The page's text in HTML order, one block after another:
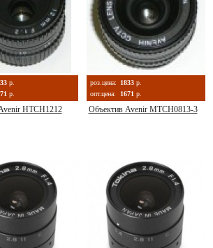
р.
р.
HTCH1212
роз.цена: 1833 р.
опт.цена:
1671 р.
Объектив Avenir MTCH0813-3